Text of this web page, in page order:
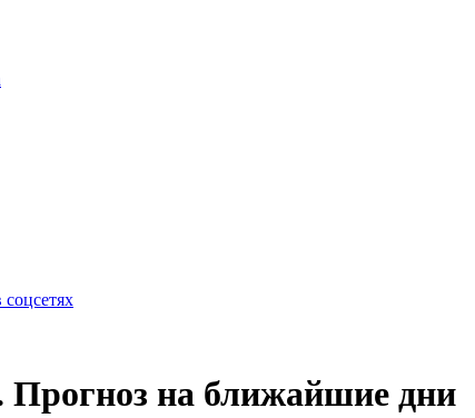
на ближайшие дни